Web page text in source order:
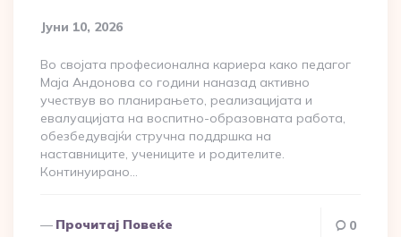
Јуни 10, 2026
Во својата професионална кариера како педагог
Маја Андонова со години наназад активно
учествув во планирањето, реализацијата и
евалуацијата на воспитно-образовната работа,
обезбедувајќи стручна поддршка на
наставниците, учениците и родителите.
Континуирано…
Прочитај Повеќе 0